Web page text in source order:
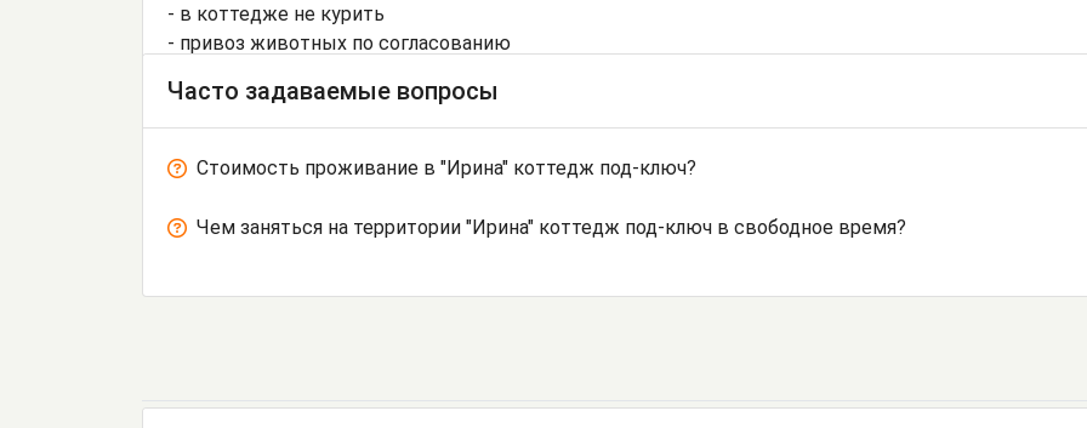
- в коттедже не курить
- привоз животных по согласованию
Часто задаваемые вопросы
Стоимость проживание в "Ирина" коттедж под-ключ?
Чем заняться на территории "Ирина" коттедж под-ключ в свободное время?